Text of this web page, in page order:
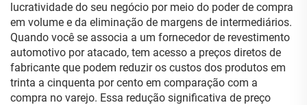
lucratividade do seu negócio por meio do poder de compra
em volume e da eliminação de margens de intermediários.
Quando você se associa a um fornecedor de revestimento
automotivo por atacado, tem acesso a preços diretos de
fabricante que podem reduzir os custos dos produtos em
trinta a cinquenta por cento em comparação com a
compra no varejo. Essa redução significativa de preço